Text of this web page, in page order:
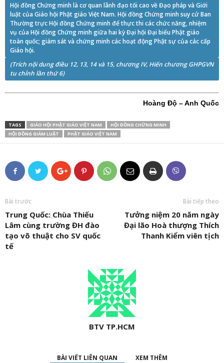
Hội đồng Chứng minh là cơ quan lãnh đạo tối cao về Đạo pháp và Giới
luật của Giáo hội Phật giáo Việt Nam. Hội đồng Chứng minh suy cử Ban
Thường trực Hội đồng Chứng minh để thực thi các chức năng, nhiệm
vụ của Hội đồng Chứng minh giữa hai kỳ Đại hội Đại biểu Phật giáo
toàn quốc; giám sát và chứng minh các hoạt động Phật sự của các cấp
Giáo hội.
(Trích nội dung điều 12, 13, 14 và 15, chương IV, Hiến chương GHPGVN
tu chỉnh lần thứ 6)
Hoàng Độ – Anh Quốc
TAGS GIÁO HỘI PHẬT GIÁO VIỆT NAM
HỘI ĐỒNG CHỨNG MINH
HỘI ĐỒNG GIÁM LUẬT
PHẬT GIÁO VIỆT NAM
Bài trước
Trung Quốc: Chùa Thiếu
Lâm cùng trường ĐH đào
tạo võ thuật cho SV quốc
tế
Bài tiếp theo
Tưởng niệm 20 năm ngày
Đại lão Hoà thượng Thích
Thanh Kiểm viên tịch
BTV TP.HCM
BÀI VIẾT LIÊN QUAN XEM THÊM